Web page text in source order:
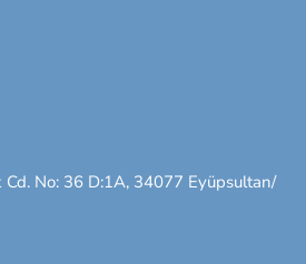
Cd. No: 36 D:1A, 34077 Eyüpsultan/